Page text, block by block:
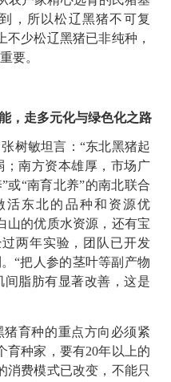
，所以松辽黑猪不可复
少松辽黑猪已非纯种，
要。
，走多元化与绿色化之路
树敏坦言：“东北黑猪起
；南方资本雄厚，市场广
或“南育北养”的南北联合
活东北的品种和资源优
山的优质水资源，还有宝
两年实验，团队已开发
“把人参的茎叶等副产物
脂肪有显著改善，这是
育种的重点方向必须紧
育种家，要有20年以上的
消费模式已改变，不能只